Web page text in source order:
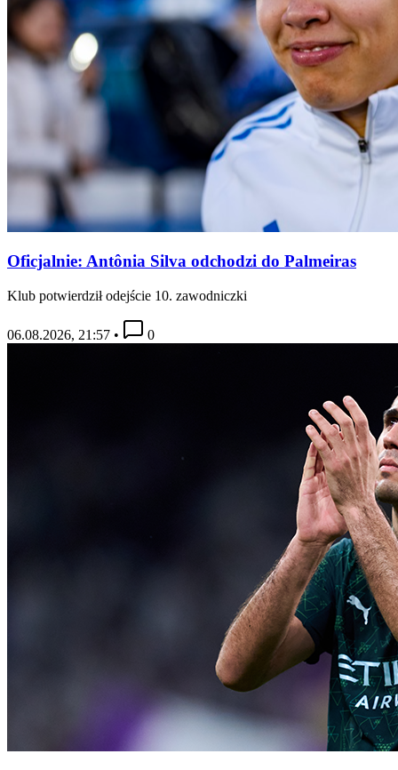
Oficjalnie: Antônia Silva odchodzi do Palmeiras
Klub potwierdził odejście 10. zawodniczki
06.08.2026, 21:57 • 0